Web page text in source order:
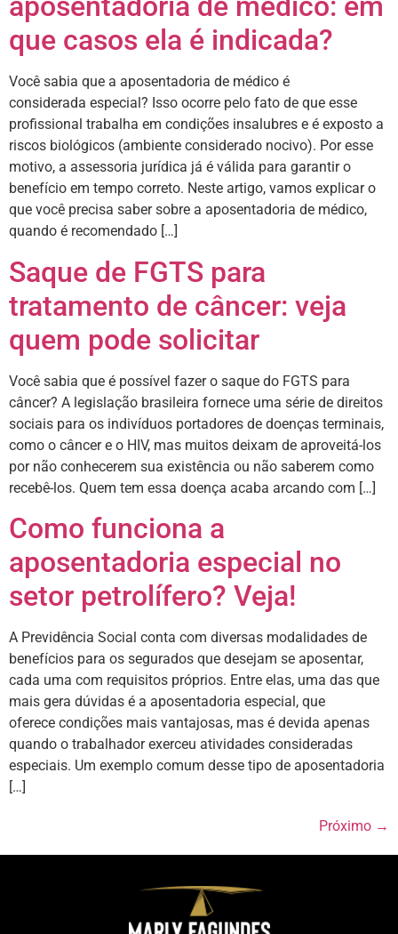
que casos ela é indicada?
Você sabia que a aposentadoria de médico é
considerada especial? Isso ocorre pelo fato de que esse
profissional trabalha em condições insalubres e é exposto a
riscos biológicos (ambiente considerado nocivo). Por esse
motivo, a assessoria jurídica já é válida para garantir o
benefício em tempo correto. Neste artigo, vamos explicar o
que você precisa saber sobre a aposentadoria de médico,
quando é recomendado […]
Saque de FGTS para
tratamento de câncer: veja
quem pode solicitar
Você sabia que é possível fazer o saque do FGTS para
câncer? A legislação brasileira fornece uma série de direitos
sociais para os indivíduos portadores de doenças terminais,
como o câncer e o HIV, mas muitos deixam de aproveitá-los
por não conhecerem sua existência ou não saberem como
recebê-los. Quem tem essa doença acaba arcando com […]
Como funciona a
aposentadoria especial no
setor petrolífero? Veja!
A Previdência Social conta com diversas modalidades de
benefícios para os segurados que desejam se aposentar,
cada uma com requisitos próprios. Entre elas, uma das que
mais gera dúvidas é a aposentadoria especial, que
oferece condições mais vantajosas, mas é devida apenas
quando o trabalhador exerceu atividades consideradas
especiais. Um exemplo comum desse tipo de aposentadoria
[…]
Próximo →